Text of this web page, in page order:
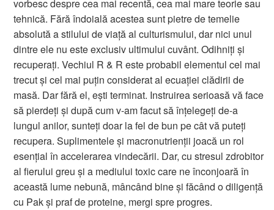
vorbesc despre cea mai recentă, cea mai mare teorie sau
tehnică. Fără îndoială acestea sunt pietre de temelie
absolută a stilului de viață al culturismului, dar nici unul
dintre ele nu este exclusiv ultimului cuvânt. Odihniți și
recuperați. Vechiul R & R este probabil elementul cel mai
trecut și cel mai puțin considerat al ecuației clădirii de
masă. Dar fără el, ești terminat. Instruirea serioasă vă face
să pierdeți și după cum v-am facut să înțelegeți de-a
lungul anilor, sunteți doar la fel de bun pe cât vă puteți
recupera. Suplimentele și macronutrienții joacă un rol
esențial în accelerarea vindecării. Dar, cu stresul zdrobitor
al fierului greu și a mediului toxic care ne înconjoară în
această lume nebună, mâncând bine și făcând o diligență
cu Pak și praf de proteine, mergi spre progres.